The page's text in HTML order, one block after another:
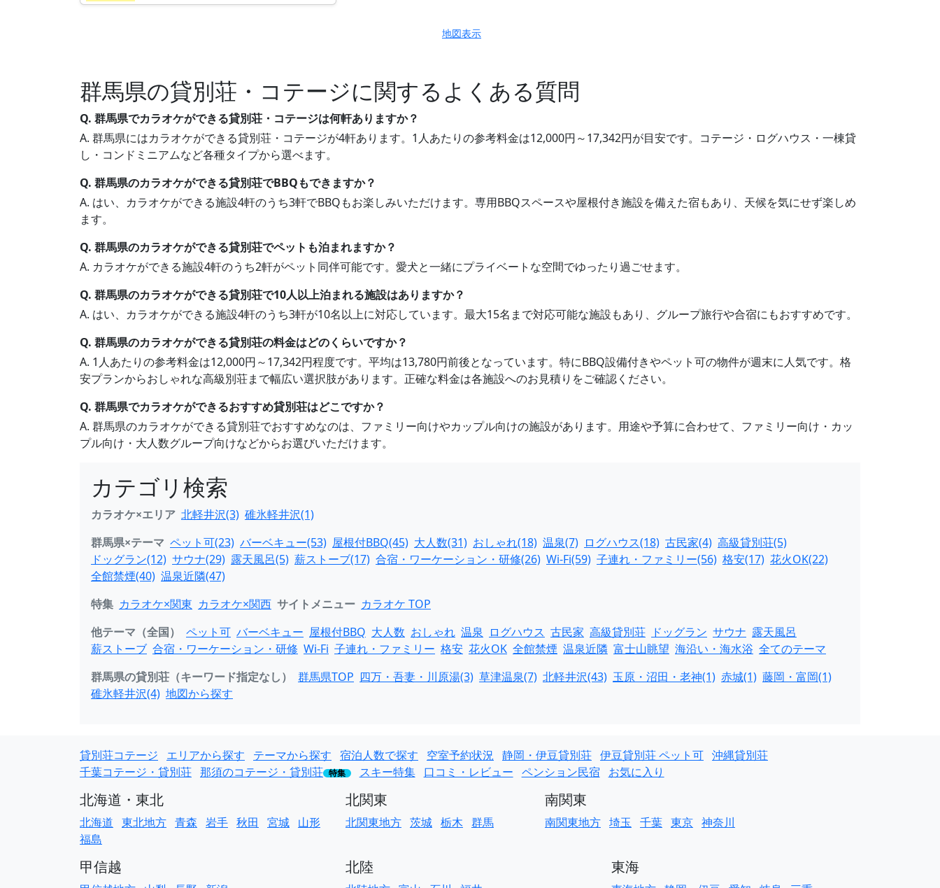
地図表示
群馬県の貸別荘・コテージに関するよくある質問
Q. 群馬県でカラオケができる貸別荘・コテージは何軒ありますか？
A. 群馬県にはカラオケができる貸別荘・コテージが4軒あります。1人あたりの参考料金は12,000円～17,342円が目安です。コテージ・ログハウス・一棟貸
し・コンドミニアムなど各種タイプから選べます。
Q. 群馬県のカラオケができる貸別荘でBBQもできますか？
A. はい、カラオケができる施設4軒のうち3軒でBBQもお楽しみいただけます。専用BBQスペースや屋根付き施設を備えた宿もあり、天候を気にせず楽しめ
ます。
Q. 群馬県のカラオケができる貸別荘でペットも泊まれますか？
A. カラオケができる施設4軒のうち2軒がペット同伴可能です。愛犬と一緒にプライベートな空間でゆったり過ごせます。
Q. 群馬県のカラオケができる貸別荘で10人以上泊まれる施設はありますか？
A. はい、カラオケができる施設4軒のうち3軒が10名以上に対応しています。最大15名まで対応可能な施設もあり、グループ旅行や合宿にもおすすめです。
Q. 群馬県のカラオケができる貸別荘の料金はどのくらいですか？
A. 1人あたりの参考料金は12,000円～17,342円程度です。平均は13,780円前後となっています。特にBBQ設備付きやペット可の物件が週末に人気です。格
安プランからおしゃれな高級別荘まで幅広い選択肢があります。正確な料金は各施設へのお見積りをご確認ください。
Q. 群馬県でカラオケができるおすすめ貸別荘はどこですか？
A. 群馬県のカラオケができる貸別荘でおすすめなのは、ファミリー向けやカップル向けの施設があります。用途や予算に合わせて、ファミリー向け・カッ
プル向け・大人数グループ向けなどからお選びいただけます。
カテゴリ検索
カラオケ×エリア 北軽井沢(3) 碓氷軽井沢(1)
群馬県×テーマ ペット可(23) バーベキュー(53) 屋根付BBQ(45) 大人数(31) おしゃれ(18) 温泉(7) ログハウス(18) 古民家(4) 高級貸別荘(5)
ドッグラン(12) サウナ(29) 露天風呂(5) 薪ストーブ(17) 合宿・ワーケーション・研修(26) Wi-Fi(59) 子連れ・ファミリー(56) 格安(17) 花火OK(22)
全館禁煙(40) 温泉近隣(47)
特集 カラオケ×関東 カラオケ×関西 サイトメニュー カラオケ TOP
他テーマ（全国）
ペット可 バーベキュー 屋根付BBQ 大人数 おしゃれ 温泉 ログハウス 古民家 高級貸別荘 ドッグラン サウナ 露天風呂
薪ストーブ 合宿・ワーケーション・研修 Wi-Fi 子連れ・ファミリー 格安 花火OK 全館禁煙 温泉近隣 富士山眺望 海沿い・海水浴 全てのテーマ
群馬県の貸別荘（キーワード指定なし）
群馬県TOP 四万・吾妻・川原湯(3) 草津温泉(7) 北軽井沢(43) 玉原・沼田・老神(1) 赤城(1) 藤岡・富岡(1)
碓氷軽井沢(4) 地図から探す
貸別荘コテージ エリアから探す テーマから探す 宿泊人数で探す 空室予約状況 静岡・伊豆貸別荘 伊豆貸別荘 ペット可 沖縄貸別荘
千葉コテージ・貸別荘 那須のコテージ・貸別荘 特集 スキー特集 口コミ・レビュー ペンション民宿 お気に入り
北海道・東北
北海道 東北地方 青森 岩手 秋田 宮城 山形
福島
北関東
北関東地方 茨城 栃木 群馬
南関東
南関東地方 埼玉 千葉 東京 神奈川
甲信越 北陸 東海